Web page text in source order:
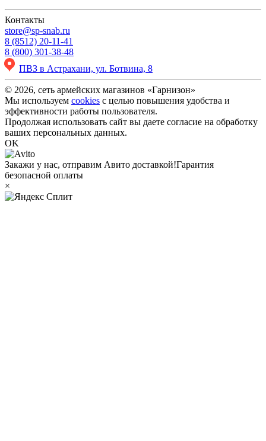
Контакты
store@sp-snab.ru
8 (8512) 20-11-41
8 (800) 301-38-48
ПВЗ в Астрахани, ул. Ботвина, 8
© 2026, сеть армейских магазинов «Гарнизон»
Мы используем cookies с целью повышения удобства и
эффективности работы пользователя.
Продолжая использовать сайт вы даете согласие на обработку
ваших персональных данных.
OK
Закажи у нас, отправим Авито доставкой!Гарантия
безопасной оплаты
×